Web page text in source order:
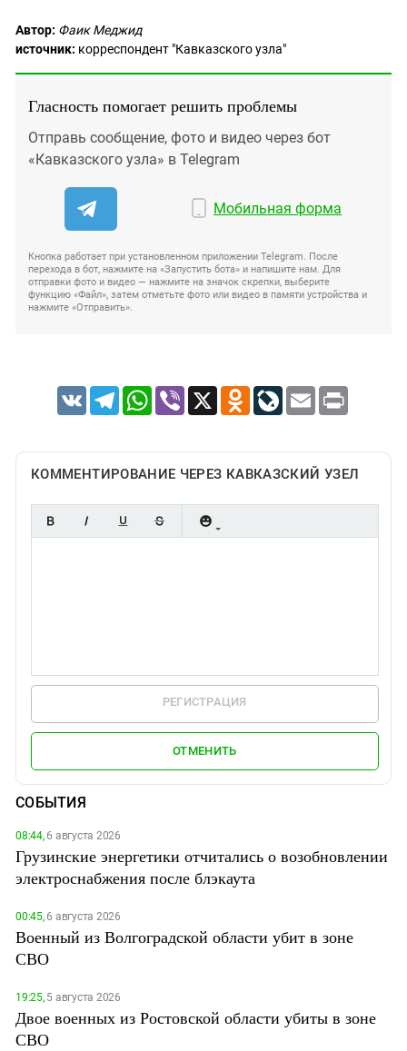
Автор: Фаик Меджид
источник: корреспондент "Кавказского узла"
Гласность помогает решить проблемы
Отправь сообщение, фото и видео через бот
«Кавказского узла» в Telegram
Мобильная форма
Кнопка работает при установленном приложении Telegram. После
перехода в бот, нажмите на «Запустить бота» и напишите нам. Для
отправки фото и видео — нажмите на значок скрепки, выберите
функцию «Файл», затем отметьте фото или видео в памяти устройства и
нажмите «Отправить».
VK TelegramWhatsApp
Viber X Odnoklassniki
LiveJournal
Email Print
КОММЕНТИРОВАНИЕ ЧЕРЕЗ КАВКАЗСКИЙ УЗЕЛ
РЕГИСТРАЦИЯ
ОТМЕНИТЬ
СОБЫТИЯ
08:44,6 августа 2026
Грузинские энергетики отчитались о возобновлении
электроснабжения после блэкаута
00:45,6 августа 2026
Военный из Волгоградской области убит в зоне
СВО
19:25,5 августа 2026
Двое военных из Ростовской области убиты в зоне
СВО